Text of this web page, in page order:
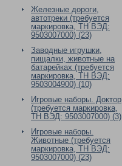
Железные дороги,
автотреки (требуется
маркировка, ТН ВЭД:
9503007000) (23)
Заводные игрушки,
пищалки, животные на
батарейках (требуется
маркировка, ТН ВЭД:
9503004900) (10)
Игровые наборы. Доктор
(требуется маркировка,
ТН ВЭД: 9503007000) (3)
Игровые наборы.
Животные (требуется
маркировка, ТН ВЭД:
9503007000) (23)